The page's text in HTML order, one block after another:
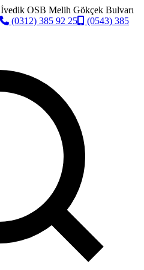
İvedik OSB Melih Gökçek Bulvarı
(0312) 385 92 25
(0543) 385